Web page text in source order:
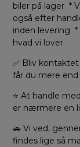
biler på lager *
også efter
inden levering *
hvad vi lover
✅ Bliv
får du mere
⭐ At handle
er nærmere en
🚗 Vi ved,
findes lige så